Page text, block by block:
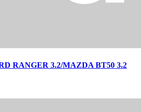
RANGER 3.2/MAZDA BT50 3.2